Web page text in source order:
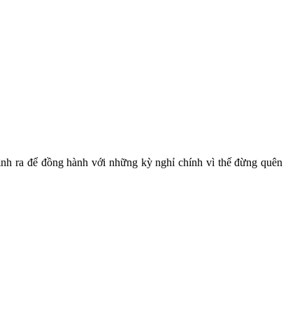
ra để đồng hành với những kỳ nghỉ chính vì thế đừng quên